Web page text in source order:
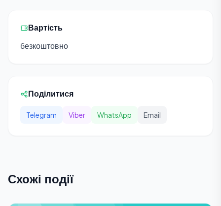
Вартість
безкоштовно
Поділитися
Telegram Viber WhatsApp Email
Схожі події